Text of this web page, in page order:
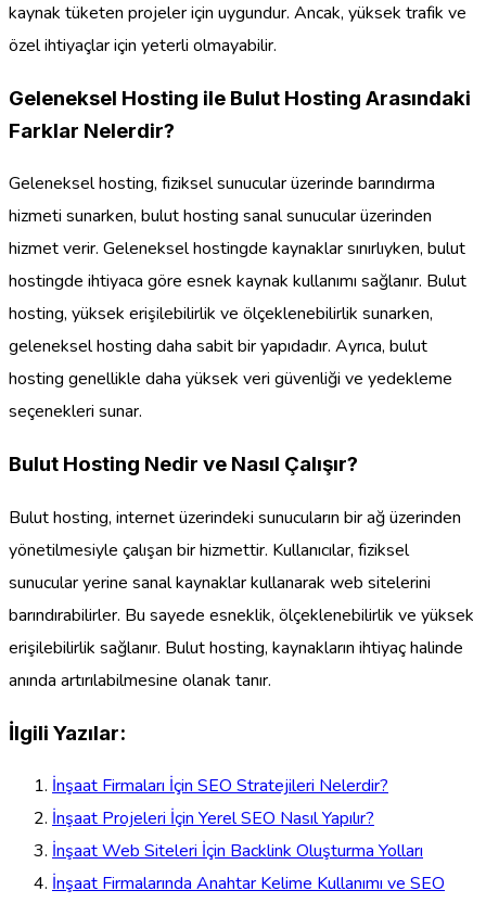
kaynak tüketen projeler için uygundur. Ancak, yüksek trafik ve
özel ihtiyaçlar için yeterli olmayabilir.
Geleneksel Hosting ile Bulut Hosting Arasındaki
Farklar Nelerdir?
Geleneksel hosting, fiziksel sunucular üzerinde barındırma
hizmeti sunarken, bulut hosting sanal sunucular üzerinden
hizmet verir. Geleneksel hostingde kaynaklar sınırlıyken, bulut
hostingde ihtiyaca göre esnek kaynak kullanımı sağlanır. Bulut
hosting, yüksek erişilebilirlik ve ölçeklenebilirlik sunarken,
geleneksel hosting daha sabit bir yapıdadır. Ayrıca, bulut
hosting genellikle daha yüksek veri güvenliği ve yedekleme
seçenekleri sunar.
Bulut Hosting Nedir ve Nasıl Çalışır?
Bulut hosting, internet üzerindeki sunucuların bir ağ üzerinden
yönetilmesiyle çalışan bir hizmettir. Kullanıcılar, fiziksel
sunucular yerine sanal kaynaklar kullanarak web sitelerini
barındırabilirler. Bu sayede esneklik, ölçeklenebilirlik ve yüksek
erişilebilirlik sağlanır. Bulut hosting, kaynakların ihtiyaç halinde
anında artırılabilmesine olanak tanır.
İlgili Yazılar:
İnşaat Firmaları İçin SEO Stratejileri Nelerdir?
İnşaat Projeleri İçin Yerel SEO Nasıl Yapılır?
İnşaat Web Siteleri İçin Backlink Oluşturma Yolları
İnşaat Firmalarında Anahtar Kelime Kullanımı ve SEO